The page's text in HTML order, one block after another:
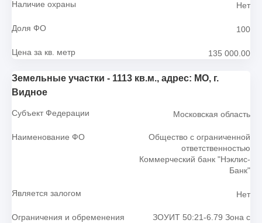
Наличие охраны Нет
Доля ФО 100
Цена за кв. метр 135 000.00
Земельные участки - 1113 кв.м., адрес: МО, г.
Видное
Субъект Федерации Московская область
Наименование ФО
Общество с ограниченной
ответственностью
Коммерческий банк "Нэклис-
Банк"
Является залогом Нет
Ограничения и обременения
ЗОУИТ 50:21-6.79 Зона с